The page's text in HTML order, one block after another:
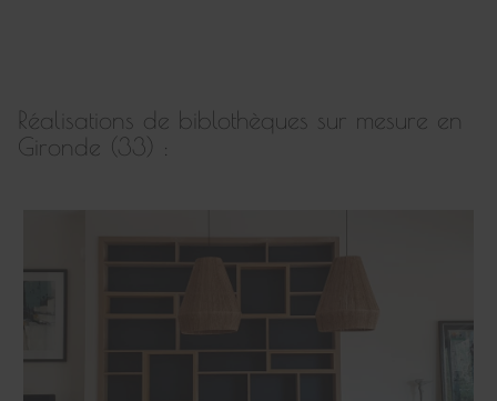
Réalisations de biblothèques sur mesure en
Gironde (33) :